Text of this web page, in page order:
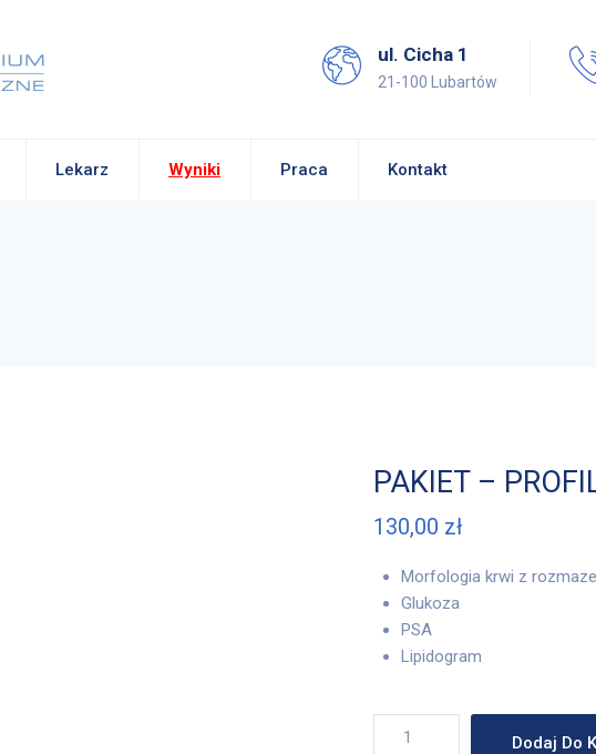
ul. Cicha 1
21-100 Lubartów
Lekarz Wyniki Praca Kontakt
PAKIET –
130,00 zł
Morfologia krwi z
Glukoza
PSA
Lipidogram
ilość
Dodaj Do